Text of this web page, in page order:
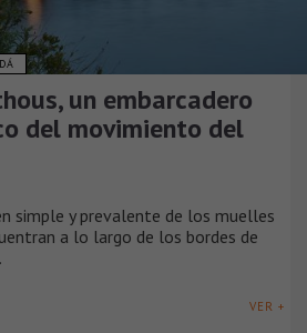
un embarcadero
del movimiento del
simple y prevalente de los muelles
a lo largo de los bordes de
VER +